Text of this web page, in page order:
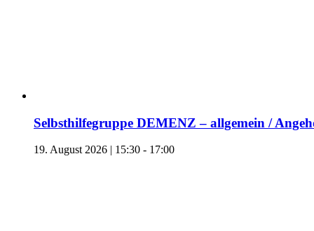
Selbsthilfegruppe DEMENZ – allgemein /
19. August 2026 | 15:30 - 17:00